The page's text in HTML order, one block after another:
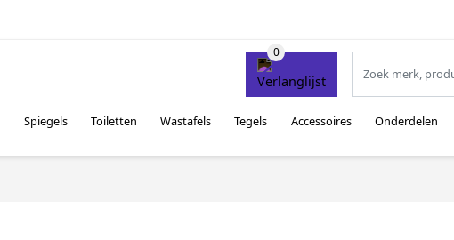
Spiegels Toiletten Wastafels Tegels Accessoires Onderdelen